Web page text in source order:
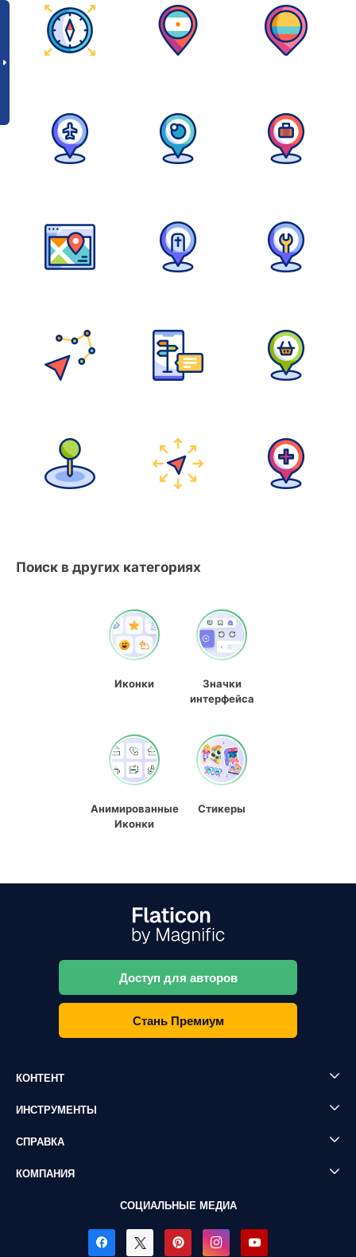
Поиск в других категориях
Иконки
Значки
интерфейса
Анимированные
Иконки
Стикеры
Доступ для авторов
Стань Премиум
КОНТЕНТ
ИНСТРУМЕНТЫ
СПРАВКА
КОМПАНИЯ
СОЦИАЛЬНЫЕ МЕДИА